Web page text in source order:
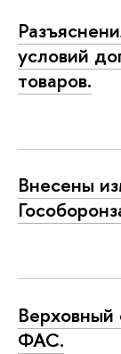
условий
товаров.
Внесены
ФАС.